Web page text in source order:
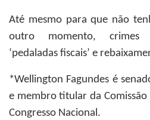
Até mesmo para que não
outro momento, crimes
‘pedaladas fiscais’ e
*Wellington Fagundes é
e membro titular da
Congresso Nacional.